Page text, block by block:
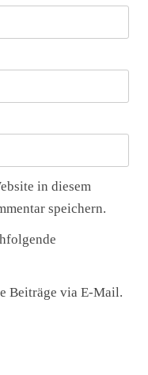
in diesem
speichern.
Beiträge via E-Mail.